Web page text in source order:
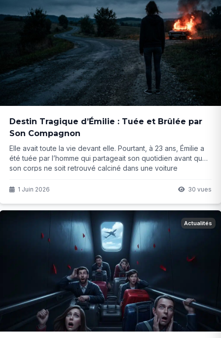
Destin Tragique d’Émilie : Tuée et Brûlée par
Son Compagnon
Elle avait toute la vie devant elle. Pourtant, à 23 ans, Émilie a
été tuée par l’homme qui partageait son quotidien avant que
son corps ne soit retrouvé calciné dans une voiture
1 Juin 2026 30 vues
Actualités